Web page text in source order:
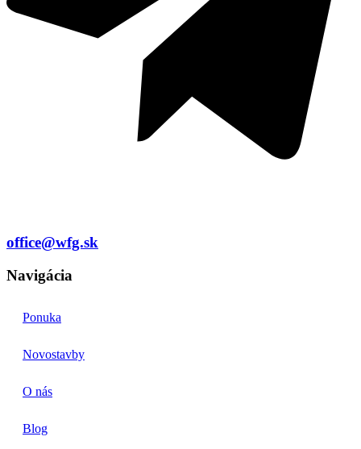
office@wfg.sk
Navigácia
Ponuka
Novostavby
O nás
Blog